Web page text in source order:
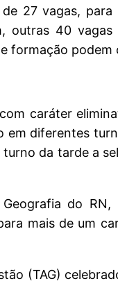
27 vagas, para
outras 40
formação podem
caráter
diferentes
da tarde a
do
mais de um
(TAG)